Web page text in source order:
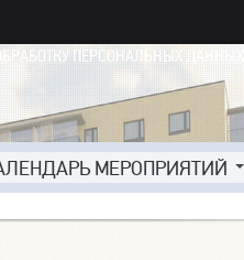
ПЕРСОНАЛЬНЫХ ДАННЫХ
МЕРОПРИЯТИЙ